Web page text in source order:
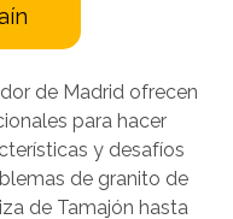
de Madrid ofrecen
para hacer
y desafíos
de granito de
de Tamajón hasta